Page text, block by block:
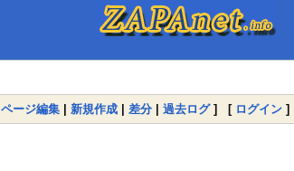
ページ編集 | 新規作成 | 差分 | 過去ログ] [ ログイン ]